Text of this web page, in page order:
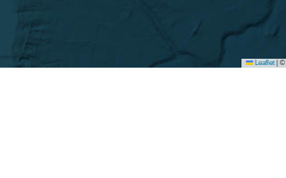
Leaflet ©